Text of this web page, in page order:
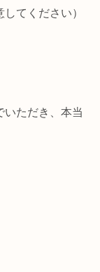
てください）
いただき、本当